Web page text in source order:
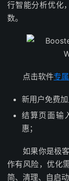
行智能分析优化
数。
点击软件专
新用户免费
结算页面输
惠；
如果你是极
作有风险，优化
简、清理、自启